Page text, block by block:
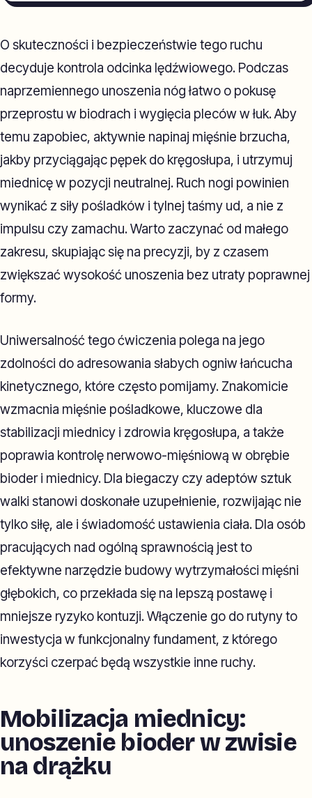
O skuteczności i bezpieczeństwie tego ruchu
decyduje kontrola odcinka lędźwiowego. Podczas
naprzemiennego unoszenia nóg łatwo o pokusę
przeprostu w biodrach i wygięcia pleców w łuk. Aby
temu zapobiec, aktywnie napinaj mięśnie brzucha,
jakby przyciągając pępek do kręgosłupa, i utrzymuj
miednicę w pozycji neutralnej. Ruch nogi powinien
wynikać z siły pośladków i tylnej taśmy ud, a nie z
impulsu czy zamachu. Warto zaczynać od małego
zakresu, skupiając się na precyzji, by z czasem
zwiększać wysokość unoszenia bez utraty poprawnej
formy.
Uniwersalność tego ćwiczenia polega na jego
zdolności do adresowania słabych ogniw łańcucha
kinetycznego, które często pomijamy. Znakomicie
wzmacnia mięśnie pośladkowe, kluczowe dla
stabilizacji miednicy i zdrowia kręgosłupa, a także
poprawia kontrolę nerwowo-mięśniową w obrębie
bioder i miednicy. Dla biegaczy czy adeptów sztuk
walki stanowi doskonałe uzupełnienie, rozwijając nie
tylko siłę, ale i świadomość ustawienia ciała. Dla osób
pracujących nad ogólną sprawnością jest to
efektywne narzędzie budowy wytrzymałości mięśni
głębokich, co przekłada się na lepszą postawę i
mniejsze ryzyko kontuzji. Włączenie go do rutyny to
inwestycja w funkcjonalny fundament, z którego
korzyści czerpać będą wszystkie inne ruchy.
Mobilizacja miednicy:
unoszenie bioder w zwisie
na drążku